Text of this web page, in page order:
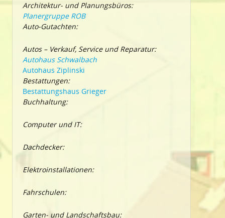
Architektur- und Planungsbüros:
Planergruppe ROB
Auto-Gutachten:
Autos – Verkauf, Service und Reparatur:
Autohaus Schwalbach
Autohaus Ziplinski
Bestattungen:
Bestattungshaus Grieger
Buchhaltung:
Computer und IT:
Dachdecker:
Elektroinstallationen:
Fahrschulen:
Garten- und Landschaftsbau: